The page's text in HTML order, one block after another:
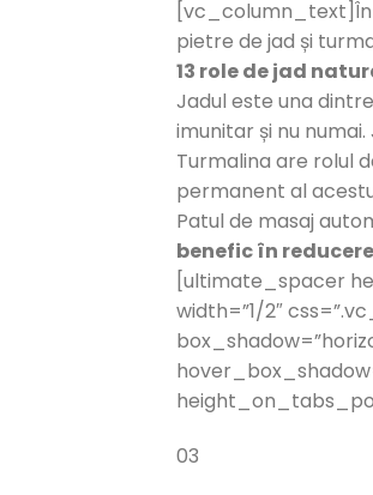
[vc_column_text]În
pietre de jad și
13 role de jad
Jadul este una
imunitar și nu
Turmalina are rolul
permanent al
Patul de masaj
benefic în
[ultimate_spacer
width=”1/2″
03